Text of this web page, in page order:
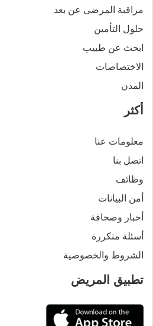
مراقبة المرضى عن بعد
حلول التأمين
ابحث عن طبيب
الاختصاصات
المدن
أكثر
معلومات عنا
اتصل بنا
وظائف
أمن البيانات
أخبار وصحافة
أسئلة متكررة
الشروط والخصوصية
تطبيق المريض